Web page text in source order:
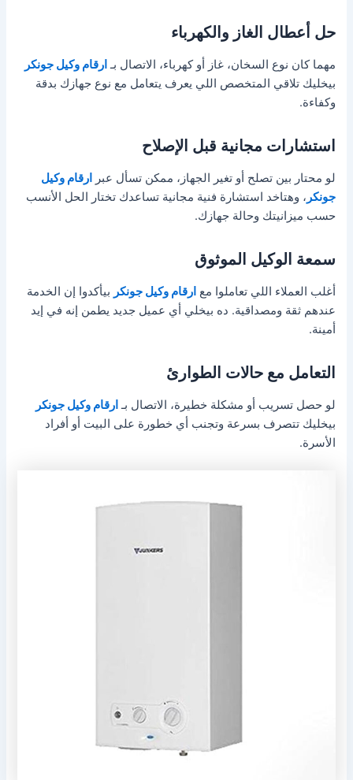
حل أعطال الغاز والكهرباء
مهما كان نوع السخان، غاز أو كهرباء، الاتصال بـ ارقام وكيل جونكر
بيخليك تلاقي المتخصص اللي يعرف يتعامل مع نوع جهازك بدقة
وكفاءة.
استشارات مجانية قبل الإصلاح
لو محتار بين تصلح أو تغير الجهاز، ممكن تسأل عبر
ارقام وكيل
جونكر ، وهتاخد استشارة فنية مجانية تساعدك تختار الحل الأنسب
حسب ميزانيتك وحالة جهازك.
سمعة الوكيل الموثوق
أغلب العملاء اللي تعاملوا مع ارقام وكيل جونكر بيأكدوا إن الخدمة
عندهم ثقة ومصداقية. ده بيخلي أي عميل جديد يطمن إنه في إيد
أمينة.
التعامل مع حالات الطوارئ
لو حصل تسريب أو مشكلة خطيرة، الاتصال بـ ارقام وكيل جونكر
بيخليك تتصرف بسرعة وتجنب أي خطورة على البيت أو أفراد
الأسرة.